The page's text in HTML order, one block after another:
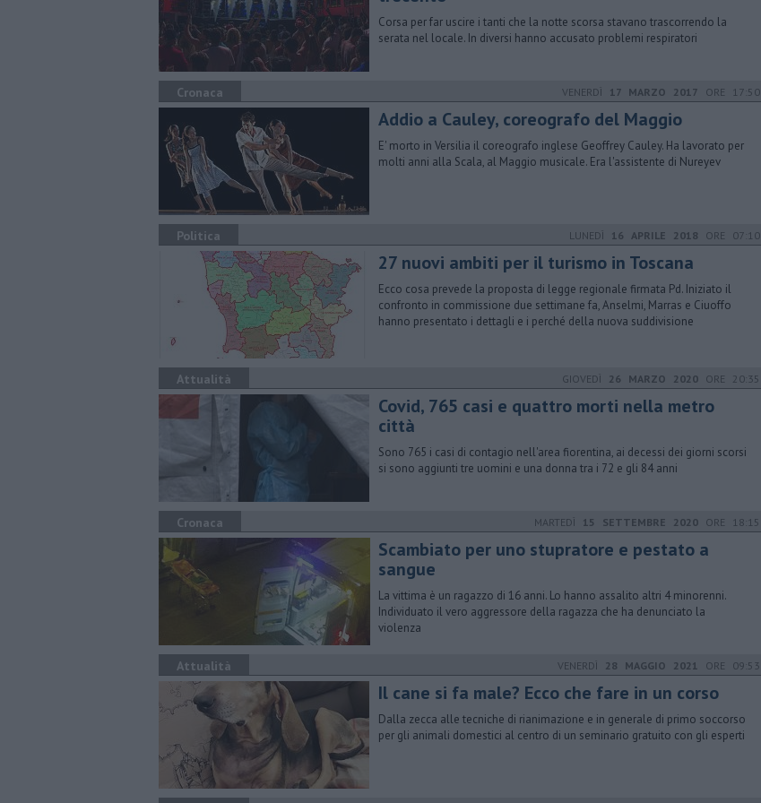
Corsa per far uscire i tanti che la notte scorsa stavano trascorrendo la
serata nel locale. In diversi hanno accusato problemi respiratori
Cronaca VENERDÌ 17 MARZO 2017 ORE 17:50
Addio a Cauley, coreografo del Maggio
E' morto in Versilia il coreografo inglese Geoffrey Cauley. Ha lavorato per
molti anni alla Scala, al Maggio musicale. Era l'assistente di Nureyev
Politica LUNEDÌ 16 APRILE 2018 ORE 07:10
27 nuovi ambiti per il turismo in Toscana
Ecco cosa prevede la proposta di legge regionale firmata Pd. Iniziato il
confronto in commissione due settimane fa, Anselmi, Marras e Ciuoffo
hanno presentato i dettagli e i perché della nuova suddivisione
Attualità GIOVEDÌ 26 MARZO 2020 ORE 20:35
Covid, 765 casi e quattro morti nella metro
città
Sono 765 i casi di contagio nell'area fiorentina, ai decessi dei giorni scorsi
si sono aggiunti tre uomini e una donna tra i 72 e gli 84 anni
Cronaca MARTEDÌ 15 SETTEMBRE 2020 ORE 18:15
Scambiato per uno stupratore e pestato a
sangue
La vittima è un ragazzo di 16 anni. Lo hanno assalito altri 4 minorenni.
Individuato il vero aggressore della ragazza che ha denunciato la
violenza
Attualità VENERDÌ 28 MAGGIO 2021 ORE 09:53
Il cane si fa male? Ecco che fare in un corso
Dalla zecca alle tecniche di rianimazione e in generale di primo soccorso
per gli animali domestici al centro di un seminario gratuito con gli esperti